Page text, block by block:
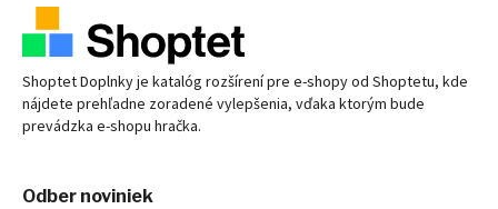
Shoptet Doplnky je katalóg rozšírení pre e-shopyod Shoptetu, kde
nájdete prehľadne zoradené vylepšenia, vďaka ktorým bude
prevádzka e-shopu hračka.
Odber noviniek